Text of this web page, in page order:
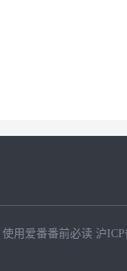
使用爱番番前必读 沪ICP